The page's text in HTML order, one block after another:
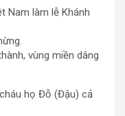
Nam làm lễ Khánh
vùng miền dâng
họ Đỗ (Đậu) cả